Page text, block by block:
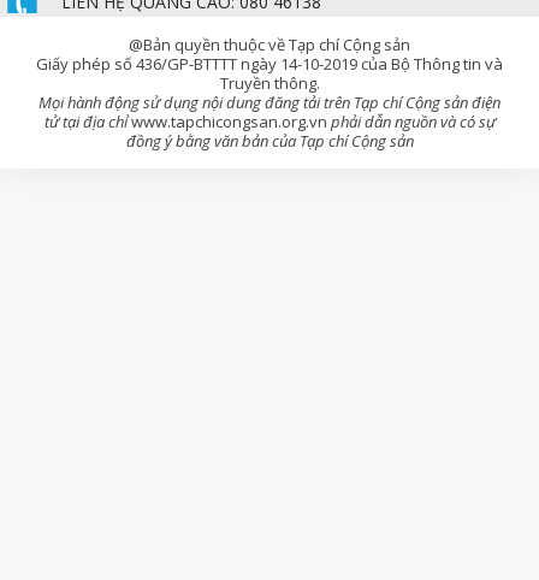
@Bản quyền thuộc về Tạp chí Cộng sản
Giấy phép số 436/GP-BTTTT ngày 14-10-2019 của Bộ Thông tin và
Truyền thông.
Mọi hành động sử dụng nội dung đăng tải trên Tạp chí Cộng sản điện
tử tại địa chỉwww.tapchicongsan.org.vn phải dẫn nguồn và có sự
đồng ý bằng văn bản của Tạp chí Cộng sản